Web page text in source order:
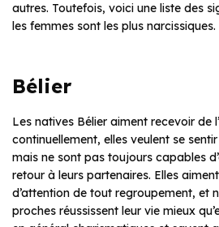
autres. Toutefois, voici une liste des
les femmes sont les plus narcissiques.
Bélier
Les natives Bélier aiment recevoir de
continuellement, elles veulent se
mais ne sont pas toujours capables
retour à leurs partenaires. Elles
d’attention de tout regroupement, et
proches réussissent leur vie mieux